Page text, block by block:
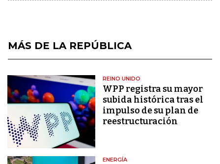
MÁS DE LA REPÚBLICA
REINO UNIDO
WPP registra su mayor
subida histórica tras el
impulso de su plan de
reestructuración
ENERGÍA